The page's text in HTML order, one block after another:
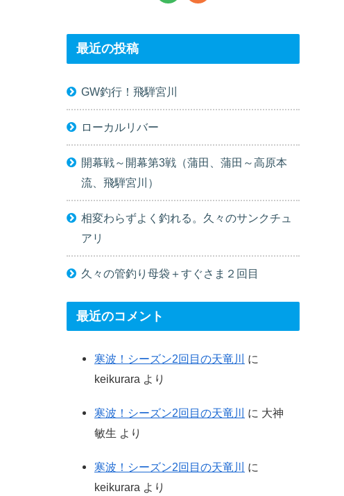
最近の投稿
GW釣行！飛騨宮川
ローカルリバー
開幕戦～開幕第3戦（蒲田、蒲田～高原本
流、飛騨宮川）
相変わらずよく釣れる。久々のサンクチュ
アリ
久々の管釣り母袋＋すぐさま２回目
最近のコメント
寒波！シーズン2回目の天竜川
に
keikurara より
寒波！シーズン2回目の天竜川 に 大神
敏生 より
寒波！シーズン2回目の天竜川
に
keikurara より